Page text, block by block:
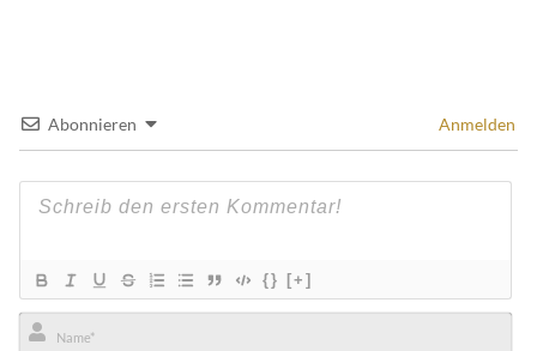
Abonnieren Anmelden
{} [+]